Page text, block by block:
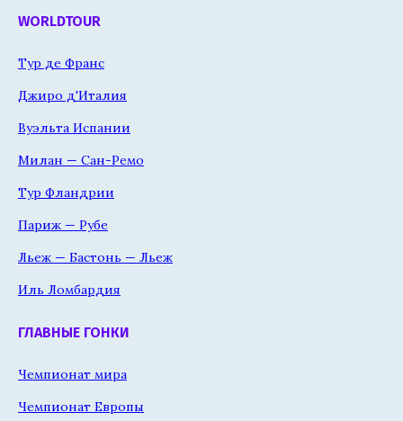
WORLDTOUR
Тур де Франс
Джиро д'Италия
Вуэльта Испании
Милан — Сан-Ремо
Тур Фландрии
Париж — Рубе
Льеж — Бастонь — Льеж
Иль Ломбардия
ГЛАВНЫЕ ГОНКИ
Чемпионат мира
Чемпионат Европы